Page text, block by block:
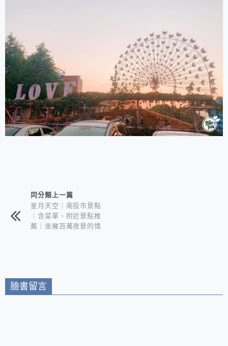
相連文章同分類上一篇
星月天空｜南投市景點
｜含菜單、附近景點推
薦｜坐擁百萬夜景的情
臉書留言